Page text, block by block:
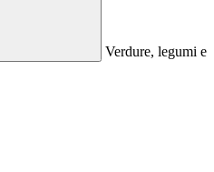
Verdure, legumi e